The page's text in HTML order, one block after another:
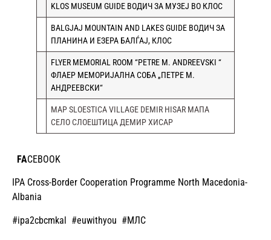
KLOS MUSEUM GUIDE ВОДИЧ ЗА МУЗЕЈ ВО КЛОС
BALGJAJ MOUNTAIN AND LAKES GUIDE ВОДИЧ ЗА
ПЛАНИНА И ЕЗЕРА БАЛЃАЈ, КЛОС
FLYER MEMORIAL ROOM “PETRE M. ANDREEVSKI “
ФЛАЕР МЕМОРИЈАЛНА СОБА „ПЕТРЕ М.
АНДРЕЕВСКИ“
MAP SLOESTICA VILLAGE DEMIR HISAR МАПА
СЕЛО СЛОЕШТИЦА ДЕМИР ХИСАР
FACEBOOK
IPA Cross-Border Cooperation Programme North Macedonia-
Albania
#ipa2cbcmkal #euwithyou #МЛС